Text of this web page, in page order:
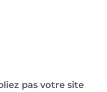
pas votre site